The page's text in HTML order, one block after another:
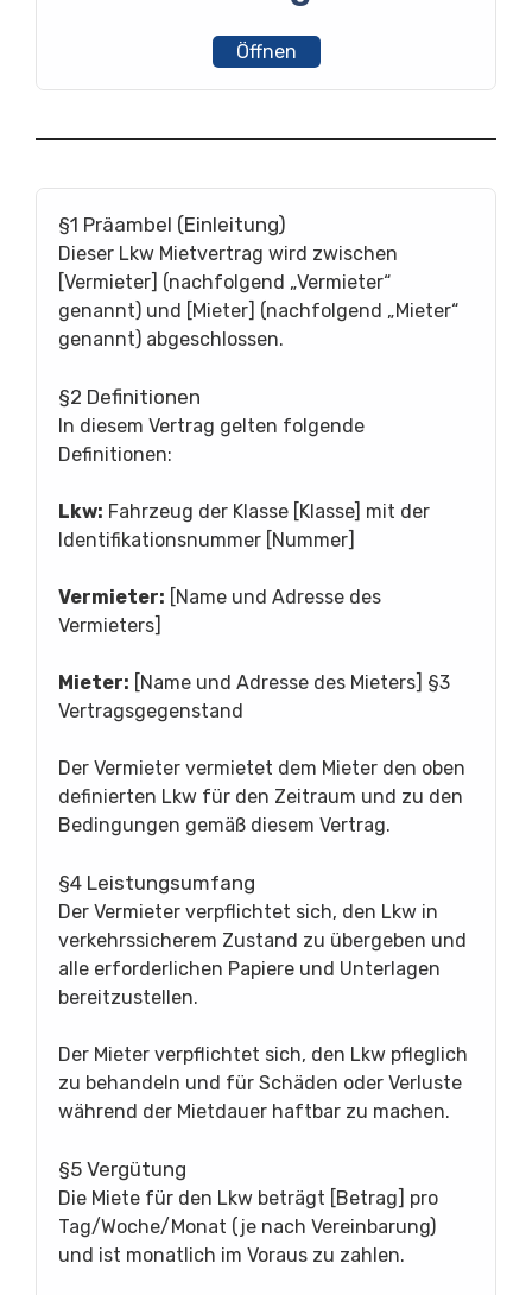
Öffnen
§1 Präambel (Einleitung)
Dieser Lkw Mietvertrag wird zwischen
[Vermieter] (nachfolgend „Vermieter“
genannt) und [Mieter] (nachfolgend „Mieter“
genannt) abgeschlossen.
§2 Definitionen
In diesem Vertrag gelten folgende
Definitionen:
Lkw: Fahrzeug der Klasse [Klasse] mit der
Identifikationsnummer [Nummer]
Vermieter: [Name und Adresse des
Vermieters]
Mieter: [Name und Adresse des Mieters] §3
Vertragsgegenstand
Der Vermieter vermietet dem Mieter den oben
definierten Lkw für den Zeitraum und zu den
Bedingungen gemäß diesem Vertrag.
§4 Leistungsumfang
Der Vermieter verpflichtet sich, den Lkw in
verkehrssicherem Zustand zu übergeben und
alle erforderlichen Papiere und Unterlagen
bereitzustellen.
Der Mieter verpflichtet sich, den Lkw pfleglich
zu behandeln und für Schäden oder Verluste
während der Mietdauer haftbar zu machen.
§5 Vergütung
Die Miete für den Lkw beträgt [Betrag] pro
Tag/Woche/Monat (je nach Vereinbarung)
und ist monatlich im Voraus zu zahlen.